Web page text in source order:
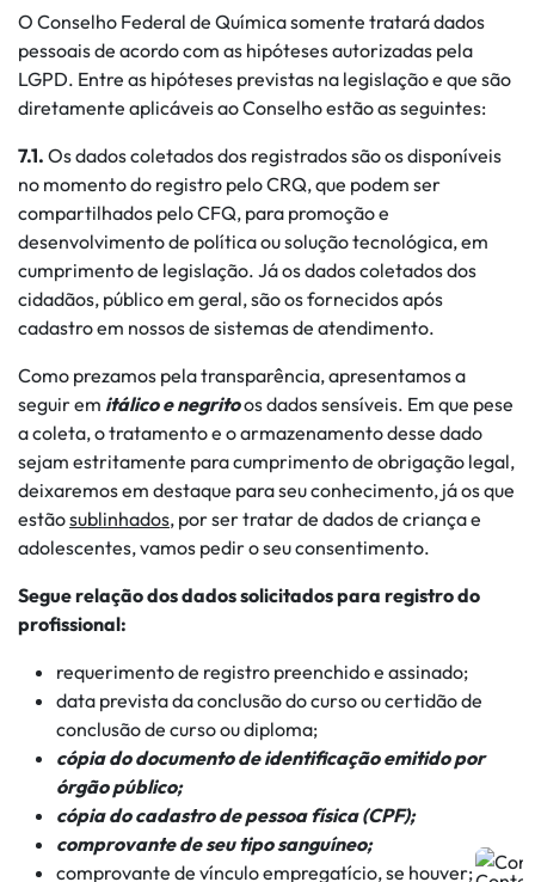
O Conselho Federal de Química somente tratará dados
pessoais de acordo com as hipóteses autorizadas pela
LGPD. Entre as hipóteses previstas na legislação e que são
diretamente aplicáveis ao Conselho estão as seguintes:
7.1. Os dados coletados dos registrados são os disponíveis
no momento do registro pelo CRQ, que podem ser
compartilhados pelo CFQ, para promoção e
desenvolvimento de política ou solução tecnológica, em
cumprimento de legislação. Já os dados coletados dos
cidadãos, público em geral, são os fornecidos após
cadastro em nossos de sistemas de atendimento.
Como prezamos pela transparência, apresentamos a
seguir em itálico e negritoos dados sensíveis. Em que pese
a coleta, o tratamento e o armazenamento desse dado
sejam estritamente para cumprimento de obrigação legal,
deixaremos em destaque para seu conhecimento, já os que
estãosublinhados, por ser tratar de dados de criança e
adolescentes, vamos pedir o seu consentimento.
Segue relação dos dados solicitados para registro do
profissional:
requerimento de registro preenchido e assinado;
data prevista da conclusão do curso ou certidão de
conclusão de curso ou diploma;
cópia do documento de identificação emitido por
órgão público;
cópia do cadastro de pessoa física (CPF);
comprovante de seu tipo sanguíneo;
comprovante de vínculo empregatício, se houver;